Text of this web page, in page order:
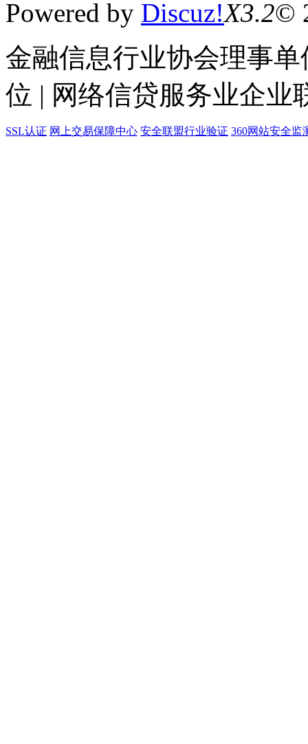
Powered by Discuz!X3.2©
金融信息行业协会理事
位 | 网络信贷服务业企业
SSL认证 网上交易保障中心 安全联盟行业验证 360网站安全监